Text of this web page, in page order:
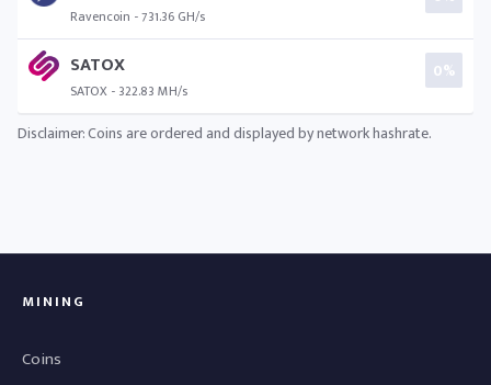
Ravencoin - 731.36 GH/s
SATOX
SATOX - 322.83 MH/s
0%
Disclaimer: Coins are ordered and displayed by network hashrate.
MINING
Coins